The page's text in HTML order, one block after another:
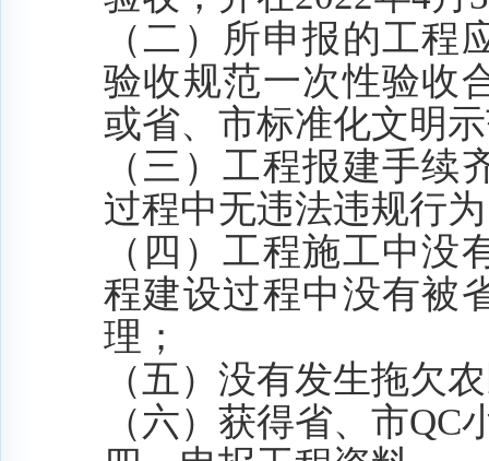
（二）所申报的工程
验收规范一次性验收
或省、市标准化文明
（三）工程报建手
过程中无违法违规行
（四）工程施工中
程建设过程中没有被
理；
（五）没有发生拖欠
（六） 获得省、市QC